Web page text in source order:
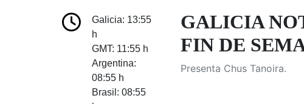
Galicia: 13:55
h
GMT: 11:55 h
Argentina:
08:55 h
Brasil: 08:55
GALICIA
FIN DE
Presenta Chus Tanoira.